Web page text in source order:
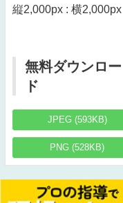
縦2,000px : 横2,000px
無料ダウンロー
ド
JPEG (593KB)
PNG (528KB)